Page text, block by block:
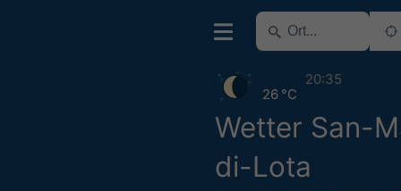
Wetter San-
di-Lota
26 °C
20:35